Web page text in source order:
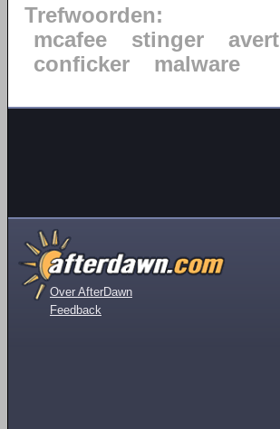
Trefwoorden:
mcafee
stinger avert
conficker
malware
Over AfterDawn
Feedback